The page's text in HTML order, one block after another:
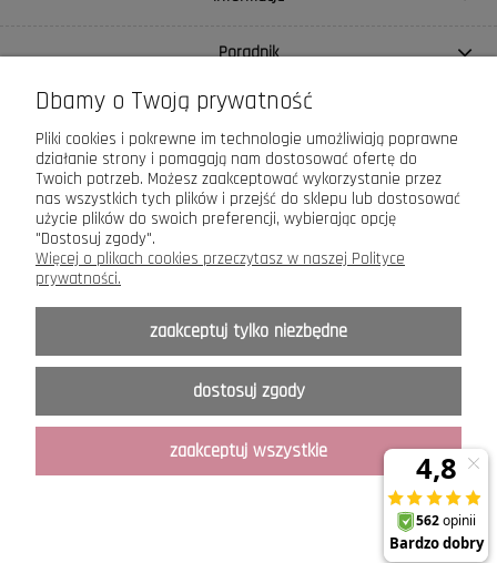
Poradnik
Pomoc
Moje konto
Maxsote.pl
- Elegy theme - All rights reserved
Sklep prowadzony przez P.H. ANCORA s.c.
Toruń, ul. Królowej Jadwigi 1
Kopiowanie, przedruk tekstów oraz zdjęć zamieszczonych na łamach serwisu oraz ich
udostępnianie w mediach elektronicznych jak również w innej formie jest możliwe
wyłącznie za pisemną zgodą właściciela serwisu.
Dbamy o Twoją prywatność
Pliki cookies i pokrewne im technologie umożliwiają poprawne
działanie strony i pomagają nam dostosować ofertę do
Twoich potrzeb. Możesz zaakceptować wykorzystanie przez
nas wszystkich tych plików i przejść do sklepu lub dostosować
użycie plików do swoich preferencji, wybierając opcję
"Dostosuj zgody".
Więcej o plikach cookies przeczytasz w naszej Polityce
prywatności.
zaakceptuj tylko niezbędne
dostosuj zgody
zaakceptuj wszystkie